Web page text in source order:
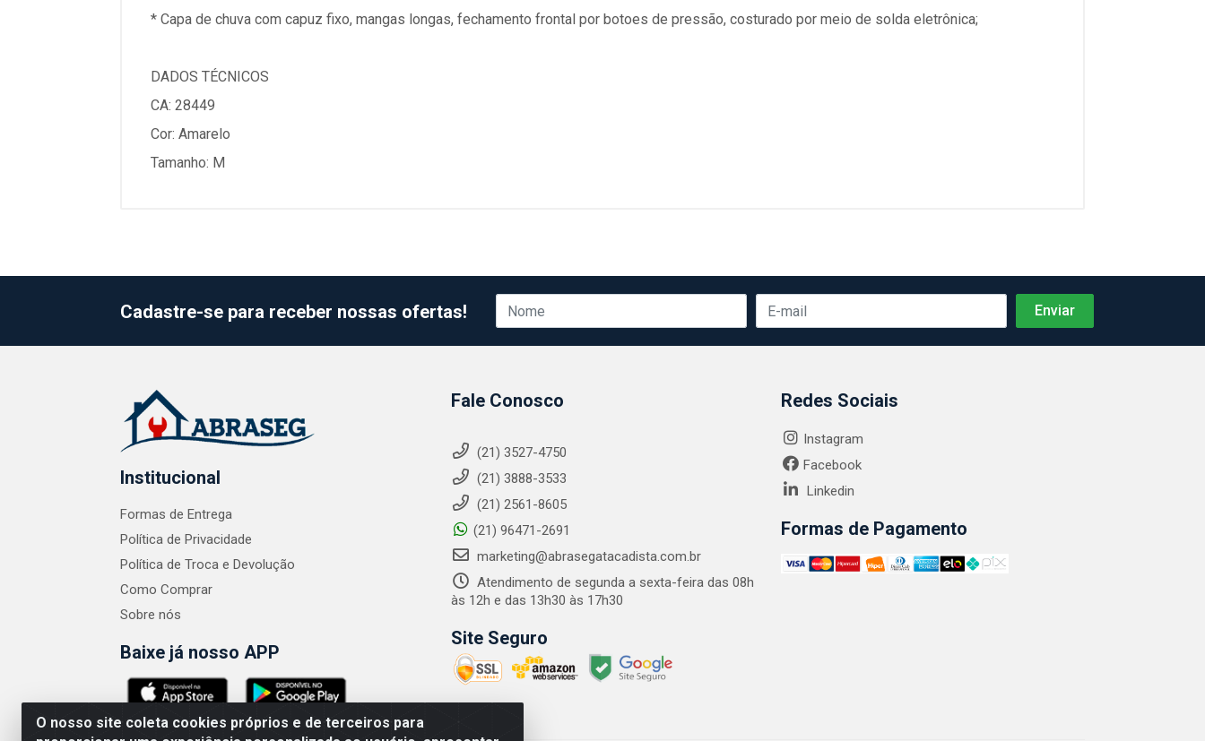
* Capa de chuva com capuz fixo, mangas longas, fechamento frontal por botoes de pressão, costurado por meio de solda eletrônica;
DADOS TÉCNICOS
CA: 28449
Cor: Amarelo
Tamanho: M
O nosso site coleta cookies próprios e de terceiros para
Cadastre-se para receber nossas ofertas!
Institucional
Formas de Entrega
Política de Privacidade
Política de Troca e Devolução
Como Comprar
Sobre nós
Baixe já nosso APP
Fale Conosco
(21) 3527-4750
(21) 3888-3533
(21) 2561-8605
(21) 96471-2691
marketing@abrasegatacadista.com.br
Atendimento de segunda a sexta-feira das 08h
às 12h e das 13h30 às 17h30
Site Seguro
Redes Sociais
Instagram
Facebook
Linkedin
Formas de Pagamento